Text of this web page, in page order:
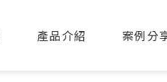
產品介紹 案例分